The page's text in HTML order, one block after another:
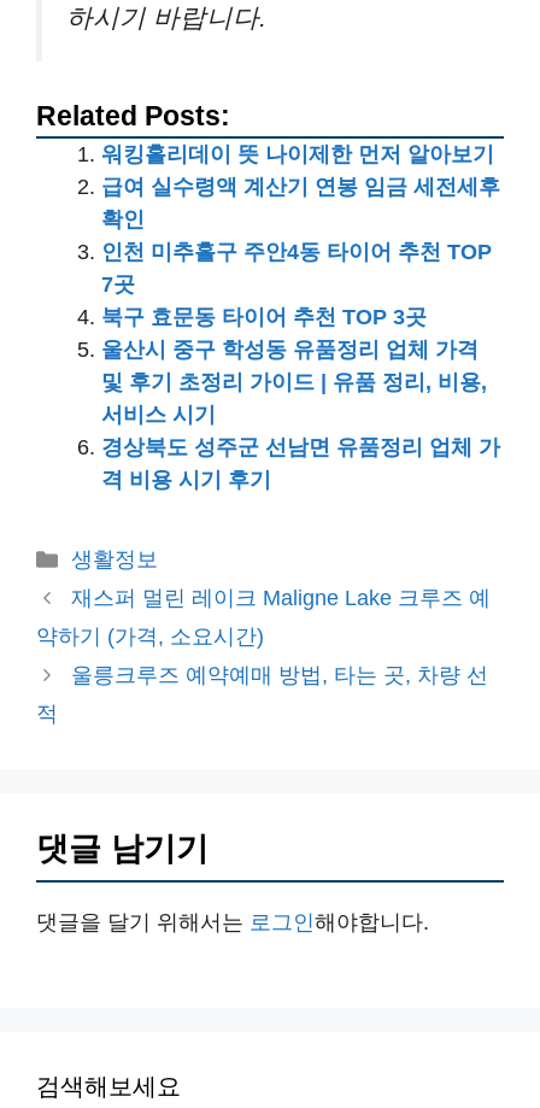
하시기 바랍니다.
Related Posts:
워킹홀리데이 뜻 나이제한 먼저 알아보기
급여 실수령액 계산기 연봉 임금 세전세후
확인
인천 미추홀구 주안4동 타이어 추천 TOP
7곳
북구 효문동 타이어 추천 TOP 3곳
울산시 중구 학성동 유품정리 업체 가격
및 후기 초정리 가이드 | 유품 정리, 비용,
서비스 시기
경상북도 성주군 선남면 유품정리 업체 가
격 비용 시기 후기
카
테
리
생활정보
재스퍼 멀린 레이크 Maligne Lake 크루즈 예
약하기 (가격, 소요시간)
울릉크루즈 예약예매 방법, 타는 곳, 차량 선
적
댓글 남기기
댓글을 달기 위해서는 로그인해야합니다.
검색해보세요